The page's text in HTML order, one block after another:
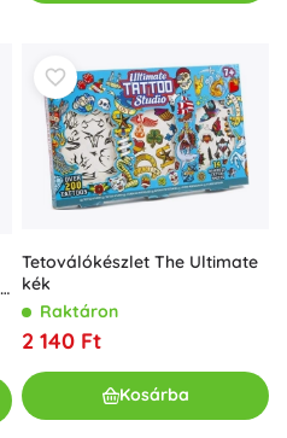
Tetoválókészlet The Ultimate
kék
Raktáron
2 140 Ft
Kosárba